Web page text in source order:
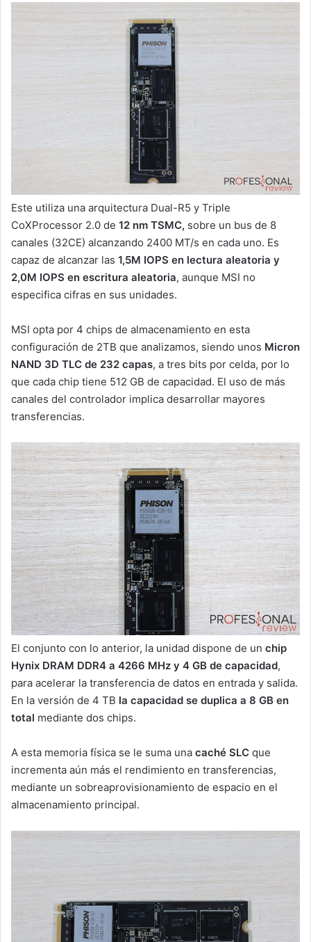
Este utiliza una arquitectura Dual-R5 y Triple
CoXProcessor 2.0 de 12 nm TSMC, sobre un bus de 8
canales (32CE) alcanzando 2400 MT/s en cada uno. Es
capaz de alcanzar las 1,5M IOPS en lectura aleatoria y
2,0M IOPS en escritura aleatoria, aunque MSI no
especifica cifras en sus unidades.
MSI opta por 4 chips de almacenamiento en esta
configuración de 2TB que analizamos, siendo unos Micron
NAND 3D TLC de 232 capas, a tres bits por celda, por lo
que cada chip tiene 512 GB de capacidad. El uso de más
canales del controlador implica desarrollar mayores
transferencias.
El conjunto con lo anterior, la unidad dispone de un chip
Hynix DRAM DDR4 a 4266 MHz y 4 GB de capacidad,
para acelerar la transferencia de datos en entrada y salida.
En la versión de 4 TB la capacidad se duplica a 8 GB en
total mediante dos chips.
A esta memoria física se le suma una caché SLC que
incrementa aún más el rendimiento en transferencias,
mediante un sobreaprovisionamiento de espacio en el
almacenamiento principal.